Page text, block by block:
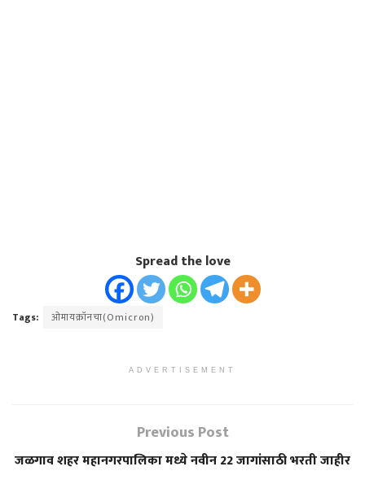
Spread the love
Tags: ओमायक्रॉनचा(Omicron)
ADVERTISEMENT
Previous Post
जळगाव शहर महानगरपालिका मध्ये नवीन 22 जागांसाठी भरती जाहीर